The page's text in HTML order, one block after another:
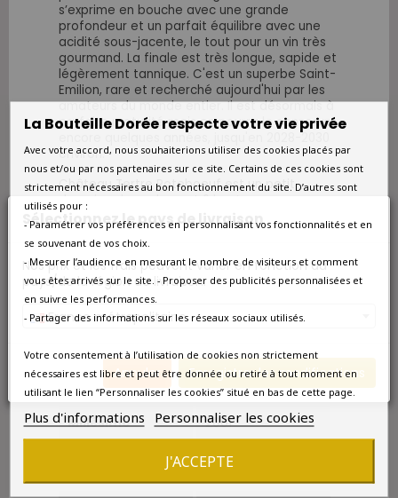
Sélectionnez le pays de livraison
Nos prix et les frais peuvent varier en fonction du
pays/de la région de livraison.
France métropolitaine
Annuler Enregistrer les modifications
s’exprime en bouche avec une grande
profondeur et un parfait équilibre avec une
acidité sous-jacente, le tout pour un vin très
gourmand. La finale est très longue, sapide et
légèrement tannique. C'est un superbe Saint-
Emilion, rare et recherché aujourd'hui par les
amateurs du monde entier. Il est désormais à
parfaite maturité mais on pourra le conserver
environ.
Château Tertre Roteboeuf est un petit
domaine de seulement 6 hectares que
François Mitjavile a patiemment élevé au rang
des meilleurs grands crus classés de Saint-
Emilion.Retrouvez les vins de
Roteboeufen vente actuellement chez La
Bouteille Dorée.
Si vous êtes à la recherche d'une bouteille de
2001, parcourez notre collection des vins du
La Bouteille Dorée.
Fiche technique
Millésime 2001
Bouteille 0.75L
La Bouteille Dorée respecte votre vie privée
Avec votre accord, nous souhaiterions utiliser des cookies placés par
nous et/ou par nos partenaires sur ce site. Certains de ces cookies sont
strictement nécessaires au bon fonctionnement du site. D’autres sont
utilisés pour :
- Paramétrer vos préférences en personnalisant vos fonctionnalités et en
se souvenant de vos choix.
- Mesurer l’audience en mesurant le nombre de visiteurs et comment
vous êtes arrivés sur le site. - Proposer des publicités personnalisées et
en suivre les performances.
- Partager des informations sur les réseaux sociaux utilisés.
Votre consentement à l’utilisation de cookies non strictement
nécessaires est libre et peut être donnée ou retiré à tout moment en
utilisant le lien “Personnaliser les cookies” situé en bas de cette page.
Plus d'informations Personnaliser les cookies
J'ACCEPTE